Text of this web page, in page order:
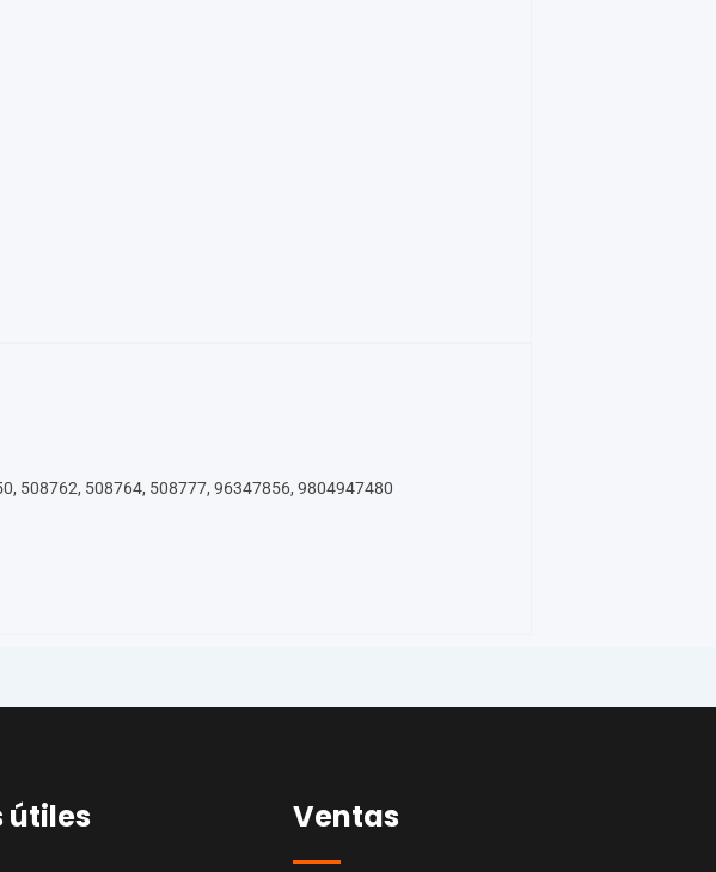
508762, 508764, 508777, 96347856, 9804947480
útiles Ventas